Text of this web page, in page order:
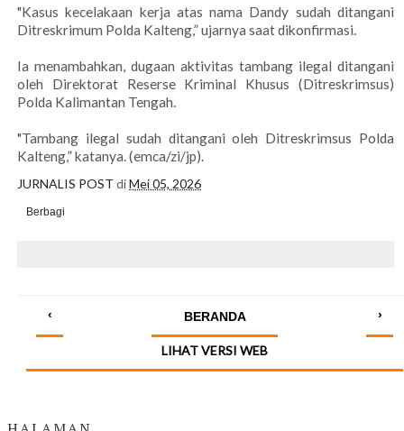
"Kasus kecelakaan kerja atas nama Dandy sudah ditangani
Ditreskrimum Polda Kalteng,” ujarnya saat dikonfirmasi.
Ia menambahkan, dugaan aktivitas tambang ilegal ditangani
oleh Direktorat Reserse Kriminal Khusus (Ditreskrimsus)
Polda Kalimantan Tengah.
"Tambang ilegal sudah ditangani oleh Ditreskrimsus Polda
Kalteng,” katanya. (emca/zi/jp).
JURNALIS POST diMei 05, 2026
Berbagi
‹ ›
BERANDA
LIHAT VERSI WEB